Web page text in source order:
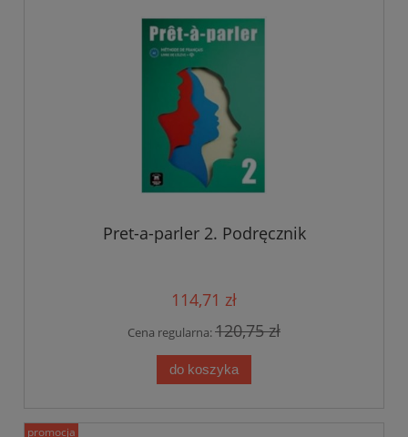
Pret-a-parler 2. Podręcznik
114,71 zł
Cena regularna:120,75 zł
do koszyka
promocja